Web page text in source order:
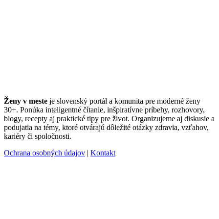
Ženy v meste je slovenský portál a komunita pre moderné ženy
30+. Ponúka inteligentné čítanie, inšpiratívne príbehy, rozhovory,
blogy, recepty aj praktické tipy pre život. Organizujeme aj diskusie a
podujatia na témy, ktoré otvárajú dôležité otázky zdravia, vzťahov,
kariéry či spoločnosti.
Ochrana osobných údajov | Kontakt